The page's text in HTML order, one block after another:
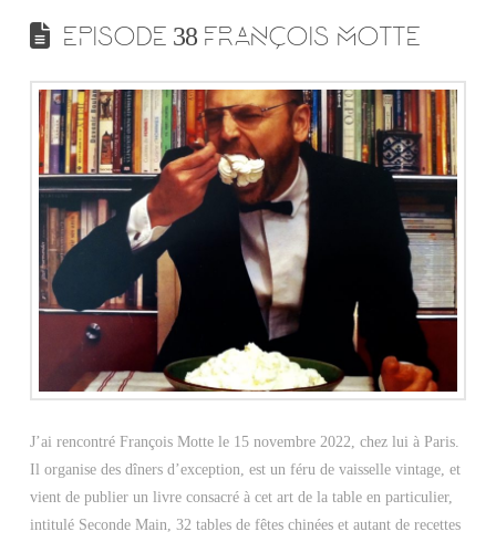
EPISODE 38 FRANÇOIS MOTTE
J’ai rencontré François Motte le 15 novembre 2022, chez lui à Paris.
Il organise des dîners d’exception, est un féru de vaisselle vintage, et
vient de publier un livre consacré à cet art de la table en particulier,
intitulé Seconde Main, 32 tables de fêtes chinées et autant de recettes